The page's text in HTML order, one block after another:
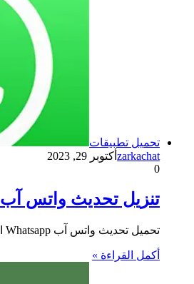
تحميل تطبيقات
zarkachat أكتوبر 29, 2023
0
تنزيل تحديث واتس آب Whatsapp الجديد يحمل اضافة الـ react على الرسائل وميزة الرسم داخل التطبيق
تحميل تحديث واتس آب Whatsapp الجديد لشهر أبريل 2022 برابط apk للاندرويد و الايفون وهو البرنامج الأشهر للتراسل الفوري على…
أكمل القراءة »